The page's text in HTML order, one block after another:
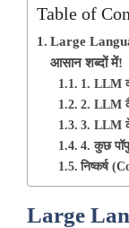
Table of
Large
आसान शब्दों में!
1. LLM
2. LLM
3. LLM
4. कुछ
निष्कर्ष
Large